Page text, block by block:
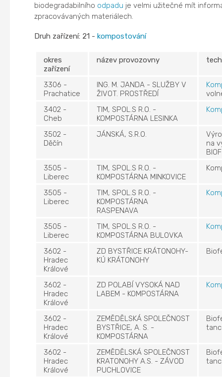
biodegradabilního odpadu je velmi užitečné mít
zpracovávaných materiálech.
Druh zařízení: 21 -kompostování
okres
zařízení
název provozovny
3306 -
Prachatice
ING. M. JANDA - SLUŽBY V
ŽIVOT. PROSTŘEDÍ
3402 -
Cheb
TIM, SPOL.S R.O. -
KOMPOSTÁRNA LESINKA
3502 -
Děčín
JÁNSKÁ, S.R.O.
na
3505 -
Liberec
TIM, SPOL.S R.O. -
KOMPOSTÁRNA MINKOVICE
3505 -
Liberec
TIM, SPOL.S R.O. -
KOMPOSTÁRNA
RASPENAVA
3505 -
Liberec
TIM, SPOL.S R.O. -
KOMPOSTÁRNA BULOVKA
3602 -
Hradec
Králové
ZD BYSTŘICE KRÁTONOHY-
KÚ KRÁTONOHY
3602 -
Hradec
Králové
ZD POLABÍ VYSOKÁ NAD
LABEM - KOMPOSTÁRNA
3602 -
Hradec
Králové
ZEMĚDĚLSKÁ SPOLEČNOST
BYSTŘICE, A. S. -
KOMPOSTÁRNA
3602 -
Hradec
Králové
ZEMĚDĚLSKÁ SPOLEČNOST
KRATONOHY A.S. - ZÁVOD
PUCHLOVICE